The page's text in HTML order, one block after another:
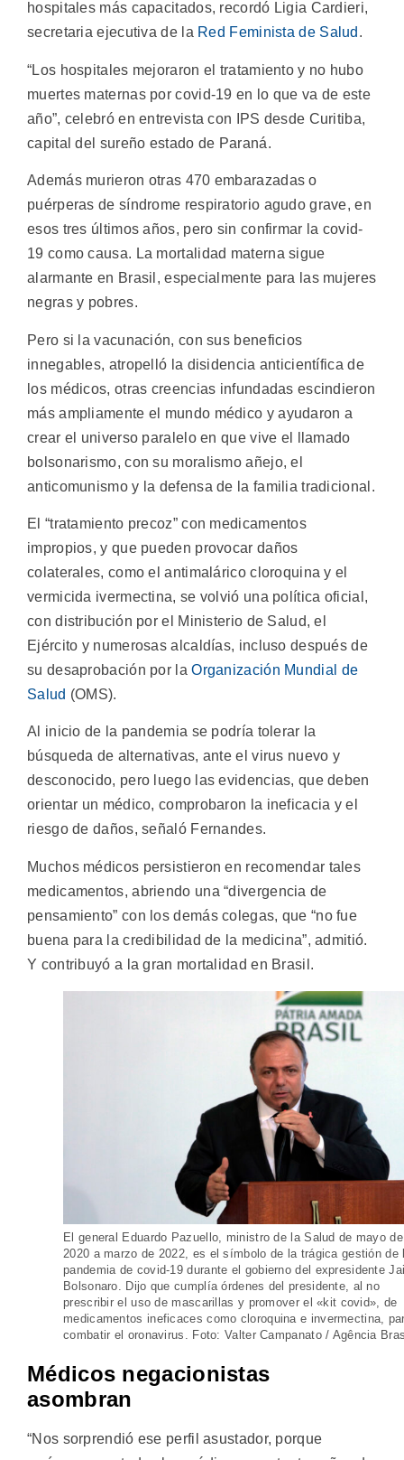
hospitales más capacitados, recordó Ligia Cardieri,
secretaria ejecutiva de la Red Feminista de Salud .
“Los hospitales mejoraron el tratamiento y no hubo
muertes maternas por covid-19 en lo que va de este
año”, celebró en entrevista con IPS desde Curitiba,
capital del sureño estado de Paraná.
Además murieron otras 470 embarazadas o
puérperas de síndrome respiratorio agudo grave, en
esos tres últimos años, pero sin confirmar la covid-
19 como causa. La mortalidad materna sigue
alarmante en Brasil, especialmente para las mujeres
negras y pobres.
Pero si la vacunación, con sus beneficios
innegables, atropelló la disidencia anticientífica de
los médicos, otras creencias infundadas escindieron
más ampliamente el mundo médico y ayudaron a
crear el universo paralelo en que vive el llamado
bolsonarismo, con su moralismo añejo, el
anticomunismo y la defensa de la familia tradicional.
El “tratamiento precoz” con medicamentos
impropios, y que pueden provocar daños
colaterales, como el antimalárico cloroquina y el
vermicida ivermectina, se volvió una política oficial,
con distribución por el Ministerio de Salud, el
Ejército y numerosas alcaldías, incluso después de
su desaprobación por laOrganización Mundial de
Salud (OMS).
Al inicio de la pandemia se podría tolerar la
búsqueda de alternativas, ante el virus nuevo y
desconocido, pero luego las evidencias, que deben
orientar un médico, comprobaron la ineficacia y el
riesgo de daños, señaló Fernandes.
Muchos médicos persistieron en recomendar tales
medicamentos, abriendo una “divergencia de
pensamiento” con los demás colegas, que “no fue
buena para la credibilidad de la medicina”, admitió.
Y contribuyó a la gran mortalidad en Brasil.
El general Eduardo Pazuello, ministro de la Salud de mayo de
2020 a marzo de 2022, es el símbolo de la trágica gestión de
pandemia de covid-19 durante el gobierno del expresidente
Bolsonaro. Dijo que cumplía órdenes del presidente, al no
prescribir el uso de mascarillas y promover el «kit covid», de
medicamentos ineficaces como cloroquina e invermectina,
combatir el oronavirus. Foto: Valter Campanato / Agência
Médicos negacionistas
asombran
“Nos sorprendió ese perfil asustador, porque